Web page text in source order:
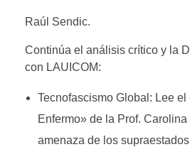
Raúl Sendic.
Continúa el análisis crítico y la
con LAUICOM:
Tecnofascismo Global: Lee el
Enfermo» de la Prof.
amenaza de los